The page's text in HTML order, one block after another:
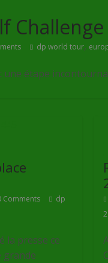
Challenge
dp world tour,
une étape
Comments
dp
la presse ce
grande